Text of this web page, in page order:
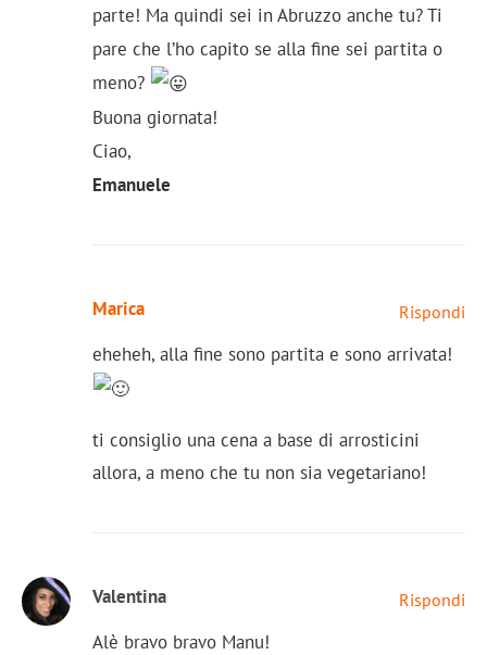
parte! Ma quindi sei in Abruzzo anche tu? Ti
pare che l’ho capito se alla fine sei partita o
meno?
Buona giornata!
Ciao,
Emanuele
Marica Rispondi
eheheh, alla fine sono partita e sono arrivata!
ti consiglio una cena a base di arrosticini
allora, a meno che tu non sia vegetariano!
Valentina Rispondi
Alè bravo bravo Manu!